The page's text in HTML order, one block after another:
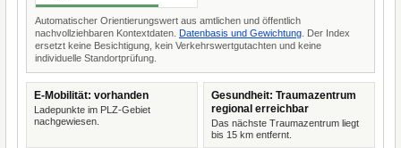
Automatischer Orientierungswert aus amtlichen und öffentlich
nachvollziehbaren Kontextdaten. Datenbasis und Gewichtung . Der Index
ersetzt keine Besichtigung, kein Verkehrswertgutachten und keine
individuelle Standortprüfung.
E-Mobilität: vorhanden
Ladepunkte im PLZ-Gebiet
nachgewiesen.
Gesundheit: Traumazentrum
regional erreichbar
Das nächste Traumazentrum liegt
bis 15 km entfernt.